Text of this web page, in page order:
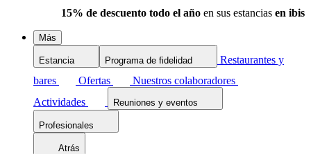
15% de descuento todo el año en sus estancias en ibis
Más
Estancia Programa de fidelidad
Restaurantes y
bares
Ofertas
Nuestros colaboradores
Actividades
Reuniones y eventos
Profesionales
Atrás